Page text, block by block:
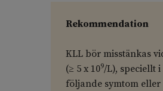
Rekommendation
KLL bör misstänkas
(≥ 5 x 109/L), speciellt
följande symtom eller